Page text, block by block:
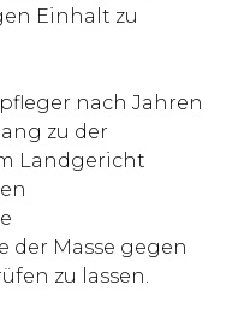
Einhalt zu
nach Jahren
zu der
Landgericht
der Masse gegen
zu lassen.